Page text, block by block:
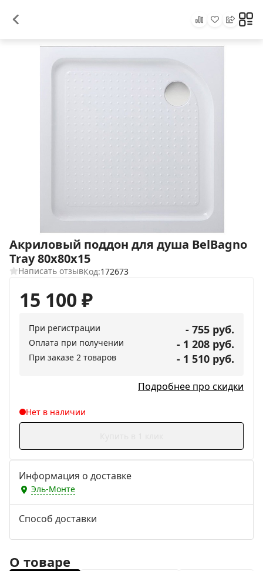
Акриловый поддон для душа BelBagno
Tray 80x80x15
Написать отзывКод:172673
15 100₽
При регистрации - 755 руб.
Оплата при получении - 1 208 руб.
При заказе 2 товаров - 1 510 руб.
Подробнее про скидки
Нет в наличии
Информация о доставке
Эль-Монте
Способ доставки
О товаре